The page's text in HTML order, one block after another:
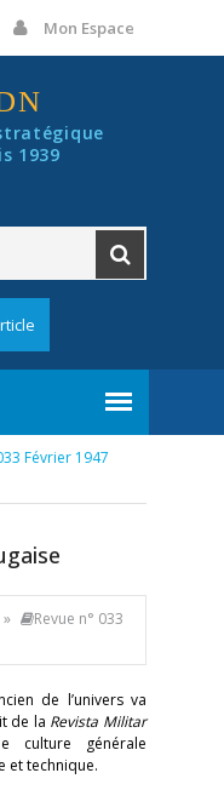
Mon Espace
1939
Février 1947
Revue n° 033
de l’univers va
de la Revista Militar
culture générale
et technique.